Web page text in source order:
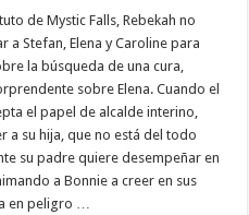
de Mystic Falls, Rebekah no
Stefan, Elena y Caroline para
la búsqueda de una cura,
sobre Elena. Cuando el
el papel de alcalde interino,
a su hija, que no está del todo
su padre quiere desempeñar en
a Bonnie a creer en sus
en peligro …